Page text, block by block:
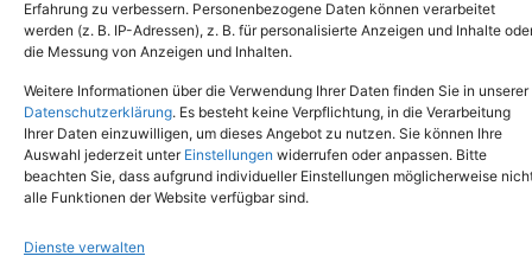
Erfahrung zu verbessern. Personenbezogene Daten können verarbeitet
werden (z. B. IP-Adressen), z. B. für personalisierte Anzeigen und Inhalte
die Messung von Anzeigen und Inhalten.
Weitere Informationen über die Verwendung Ihrer Daten finden Sie in unserer
Datenschutzerklärung. Es besteht keine Verpflichtung, in die Verarbeitung
Ihrer Daten einzuwilligen, um dieses Angebot zu nutzen. Sie können Ihre
Auswahl jederzeit unter Einstellungen widerrufen oder anpassen. Bitte
beachten Sie, dass aufgrund individueller Einstellungen möglicherweise
alle Funktionen der Website verfügbar sind.
Dienste verwalten
Copyright © 2024. Alle Rechte vorbehalten.
Tel.: (02651) - 77438info@tierheim-mayen.de
In der Pluns 1, 56727 Mayen